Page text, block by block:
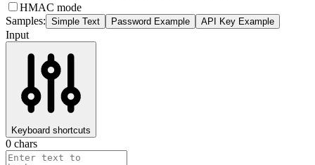
HMAC mode
Samples: Simple Text Password Example API Key Example
Input
Keyboard shortcuts
0 chars